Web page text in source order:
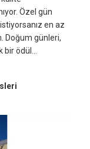
Özel gün
en az
Doğum günleri,
ödül...